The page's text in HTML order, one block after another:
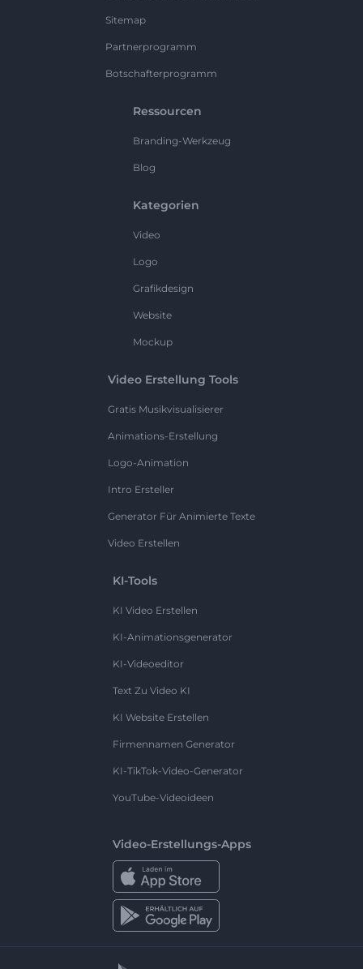
Sitemap
Partnerprogramm
Botschafterprogramm
Ressourcen
Branding-Werkzeug
Blog
Kategorien
Video
Logo
Grafikdesign
Website
Mockup
Video Erstellung Tools
Gratis Musikvisualisierer
Animations-Erstellung
Logo-Animation
Intro Ersteller
Generator Für Animierte Texte
Video Erstellen
KI-Tools
KI Video Erstellen
KI-Animationsgenerator
KI-Videoeditor
Text Zu Video KI
KI Website Erstellen
Firmennamen Generator
KI-TikTok-Video-Generator
YouTube-Videoideen
Video-Erstellungs-Apps